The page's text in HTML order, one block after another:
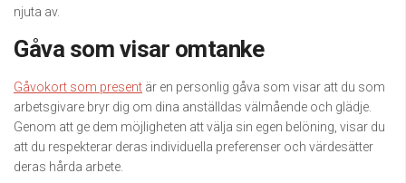
njuta av.
Gåva som visar omtanke
Gåvokort som present är en personlig gåva som visar att du som
arbetsgivare bryr dig om dina anställdas välmående och glädje.
Genom att ge dem möjligheten att välja sin egen belöning, visar du
att du respekterar deras individuella preferenser och värdesätter
deras hårda arbete.